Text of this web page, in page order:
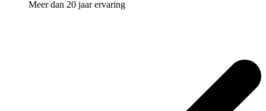
Meer dan 20 jaar ervaring